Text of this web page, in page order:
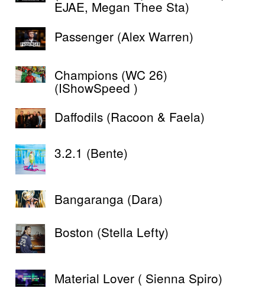
EJAE, Megan Thee Sta)
Passenger (Alex Warren)
Champions (WC 26)
(IShowSpeed )
Daffodils (Racoon & Faela)
3.2.1 (Bente)
Bangaranga (Dara)
Boston (Stella Lefty)
Material Lover ( Sienna Spiro)